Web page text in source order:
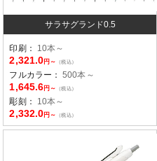
サラサグランド0.5
印刷： 10本～
2,321.0 円～ （税込）
フルカラー：500本～
1,645.6 円～ （税込）
彫刻： 10本～
2,332.0 円～ （税込）